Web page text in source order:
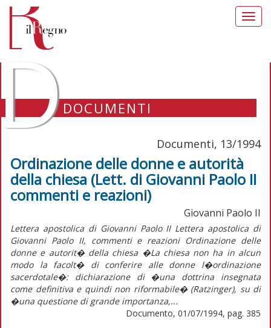
DOCUMENTI
Documenti, 13/1994
Ordinazione delle donne e autorità
della chiesa (Lett. di Giovanni Paolo II
commenti e reazioni)
Giovanni Paolo II
Lettera apostolica di Giovanni Paolo II Lettera apostolica di
Giovanni Paolo II, commenti e reazioni Ordinazione delle
donne e autorit� della chiesa �La chiesa non ha in alcun
modo la facolt� di conferire alle donne l�ordinazione
sacerdotale�: dichiarazione di �una dottrina insegnata
come definitiva e quindi non riformabile� (Ratzinger), su di
�una questione di grande importanza,...
Documento, 01/07/1994, pag. 385